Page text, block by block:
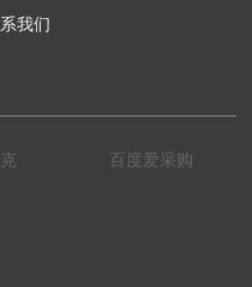
我们
百度爱采购